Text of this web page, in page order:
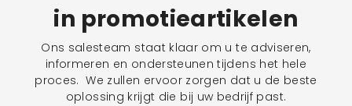
in promotieartikelen
Ons salesteam staat klaar om u te adviseren,
informeren en ondersteunen tijdens het hele
proces. We zullen ervoor zorgen dat u de beste
oplossing krijgt die bij uw bedrijf past.